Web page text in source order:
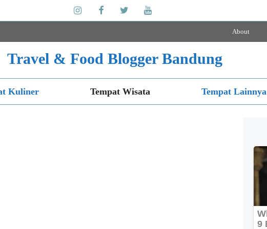
About
Travel & Food Blogger Bandung
Kuliner Tempat Wisata Tempat Lainnya